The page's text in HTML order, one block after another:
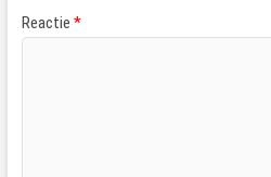
Reactie *